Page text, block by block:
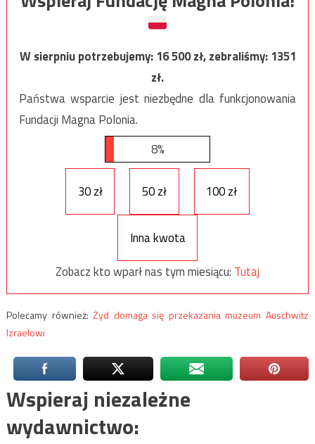
W sierpniu potrzebujemy:16 500zł, zebraliśmy:1351
zł.
Państwa wsparcie jest niezbędne dla funkcjonowania
Fundacji Magna Polonia.
8%
30 zł 50 zł 100 zł
Inna kwota
Zobacz kto wparł nas tym miesiącu: Tutaj
Polecamy również:Żyd domaga się przekazania muzeum Auschwitz
Izraelowi
Wspieraj niezależne
wydawnictwo: